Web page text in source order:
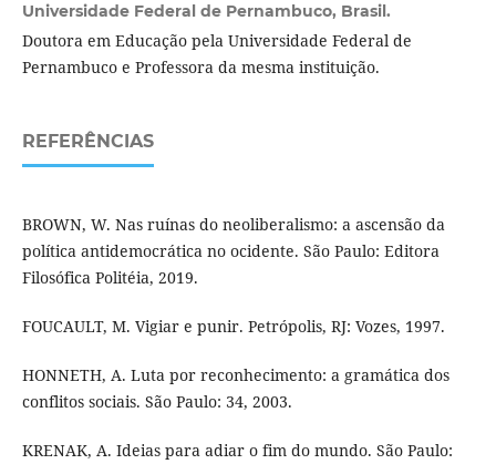
Universidade Federal de Pernambuco, Brasil.
Doutora em Educação pela Universidade Federal de
Pernambuco e Professora da mesma instituição.
REFERÊNCIAS
BROWN, W. Nas ruínas do neoliberalismo: a ascensão da
política antidemocrática no ocidente. São Paulo: Editora
Filosófica Politéia, 2019.
FOUCAULT, M. Vigiar e punir. Petrópolis, RJ: Vozes, 1997.
HONNETH, A. Luta por reconhecimento: a gramática dos
conflitos sociais. São Paulo: 34, 2003.
KRENAK, A. Ideias para adiar o fim do mundo. São Paulo: